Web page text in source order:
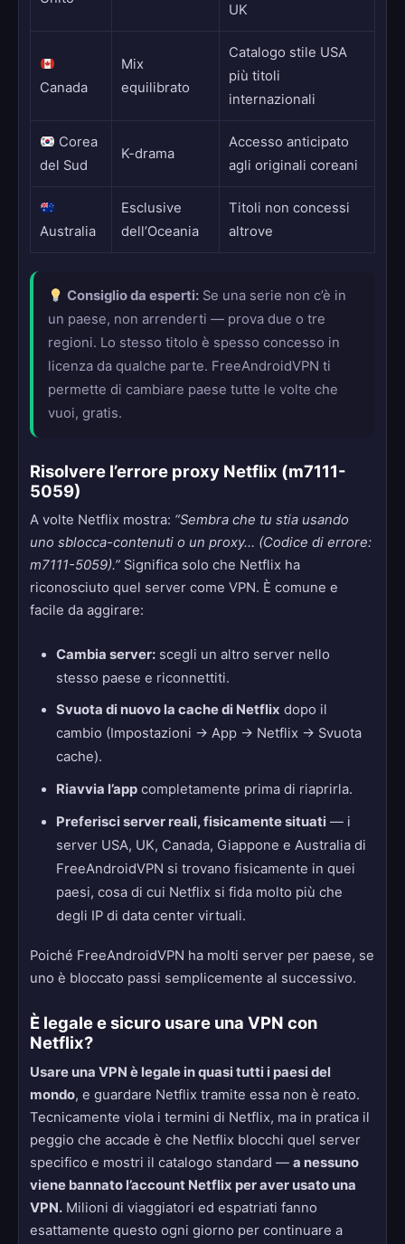
UK
Canada
Mix
equilibrato
Catalogo stile USA
più titoli
internazionali
Corea
del Sud
K-drama
Accesso anticipato
agli originali coreani
Australia
Esclusive
dell’Oceania
Titoli non concessi
altrove
Consiglio da esperti:Se una serie non c’è in
un paese, non arrenderti — prova due o tre
regioni. Lo stesso titolo è spesso concesso in
licenza da qualche parte. FreeAndroidVPN ti
permette di cambiare paese tutte le volte che
vuoi, gratis.
Risolvere l’errore proxy Netflix (m7111-
5059)
A volte Netflix mostra: “Sembra che tu stia usando
uno sblocca-contenuti o un proxy… (Codice di errore:
m7111-5059).” Significa solo che Netflix ha
riconosciuto quel server come VPN. È comune e
facile da aggirare:
Cambia server:scegli un altro server nello
stesso paese e riconnettiti.
Svuota di nuovo la cache di Netflix dopo il
cambio (Impostazioni → App → Netflix → Svuota
cache).
Riavvia l’appcompletamente prima di riaprirla.
Preferisci server reali, fisicamente situati— i
server USA, UK, Canada, Giappone e Australia di
FreeAndroidVPN si trovano fisicamente in quei
paesi, cosa di cui Netflix si fida molto più che
degli IP di data center virtuali.
Poiché FreeAndroidVPN ha molti server per paese, se
uno è bloccato passi semplicemente al successivo.
È legale e sicuro usare una VPN con
Netflix?
Usare una VPN è legale in quasi tutti i paesi del
mondo, e guardare Netflix tramite essa non è reato.
Tecnicamente viola i termini di Netflix, ma in pratica il
peggio che accade è che Netflix blocchi quel server
specifico e mostri il catalogo standard — a nessuno
viene bannato l’account Netflix per aver usato una
VPN. Milioni di viaggiatori ed espatriati fanno
esattamente questo ogni giorno per continuare a